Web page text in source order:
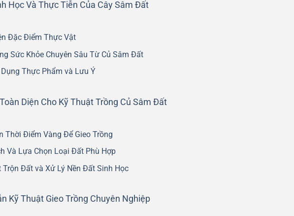
Học Và Thực Tiễn Của Cây Sâm Đất
Đặc Điểm Thực Vật
Sức Khỏe Chuyên Sâu Từ Củ Sâm Đất
Dụng Thực Phẩm và Lưu Ý
Diện Cho Kỹ Thuật Trồng Củ Sâm Đất
Thời Điểm Vàng Để Gieo Trồng
Và Lựa Chọn Loại Đất Phù Hợp
Trộn Đất và Xử Lý Nền Đất Sinh Học
Kỹ Thuật Gieo Trồng Chuyên Nghiệp